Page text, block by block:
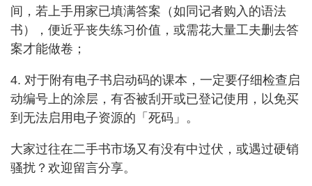
间，若上手用家已填满答案（如同记者购入的语法
书），便近乎丧失练习价值，或需花大量工夫删去答
案才能做卷；
4. 对于附有电子书启动码的课本，一定要仔细检查启
动编号上的涂层，有否被刮开或已登记使用，以免买
到无法启用电子资源的「死码」。
大家过往在二手书市场又有没有中过伏，或遇过硬销
骚扰？欢迎留言分享。